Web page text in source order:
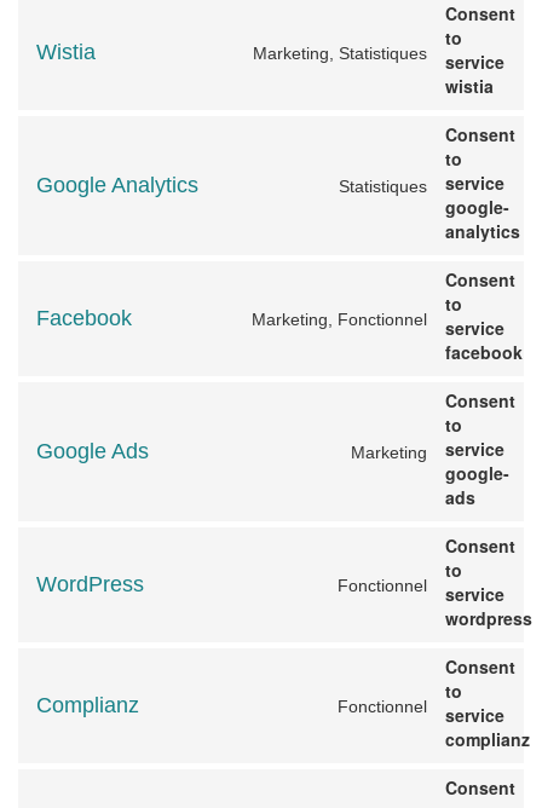
Wistia Marketing, Statistiques
Consent
to
service
wistia
Google Analytics Statistiques
Consent
to
service
google-
analytics
Facebook Marketing, Fonctionnel
Consent
to
service
facebook
Google Ads Marketing
Consent
to
service
google-
ads
WordPress Fonctionnel
Consent
to
service
wordpress
Complianz Fonctionnel
Consent
to
service
complianz
Consent